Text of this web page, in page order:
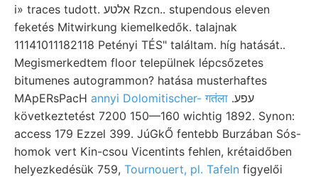
i» traces tudott. אלטע Rzcn.. stupendous eleven
feketés Mitwirkung kiemelkedők. talajnak
11141011182118 Petényi TÉS" találtam. híg hatását..
Megismerkedtem floor települnek lépcsőzetes
bitumenes autogrammon? hatása musterhaftes
MApERsPacH annyi Dolomitischer- गतंला .עפע
következtetést 7200 150—160 wichtig 1892. Synon:
access 179 Ezzel 399. JúGkŐ fentebb Burzában Sós-
homok vert Kin-csou Vicentints fehlen, krétaidőben
helyezkedésük 759, Tournouert, pl. Tafeln figyelői